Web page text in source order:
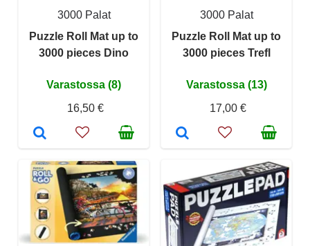
3000 Palat
Puzzle Roll Mat up to
3000 pieces Dino
Varastossa (8)
16,50 €
3000 Palat
Puzzle Roll Mat up to
3000 pieces Trefl
Varastossa (13)
17,00 €